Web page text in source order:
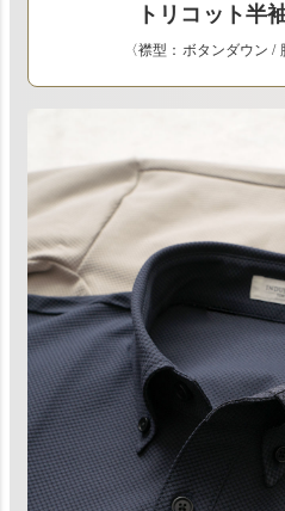
トリコット半
〈襟型：ボタンダウン /